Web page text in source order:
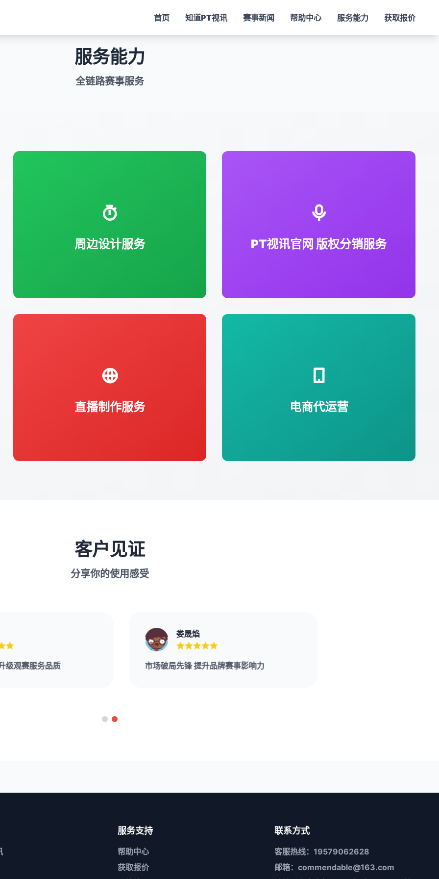
首页 知道PT视讯 赛事新闻 帮助中心 服务能力 获取报价
服务能力
全链路赛事服务
周边设计服务
聚焦球衣、手办、纪念币等衍生品的创意
PT视讯官网 版权分销服务
为平台提供赛事直播信号授权、短视频切
直播制作服务
包含专业导播团队、多机位拍摄及实时解
电商代运营
负责体育周边产品的线上店铺搭建、营销
客户见证
分享你的使用感受
市场破局先锋 提升品牌赛事影响力
服务支持
帮助中心
获取报价
联系方式
客服热线：19579062628
邮箱：commendable@163.com